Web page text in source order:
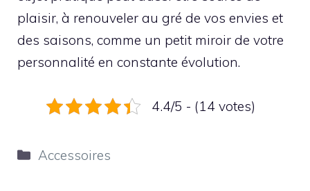
plaisir, à renouveler au gré de vos envies et
des saisons, comme un petit miroir de votre
personnalité en constante évolution.
4.4/5 - (14 votes)
Catégories
Accessoires